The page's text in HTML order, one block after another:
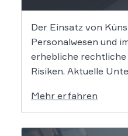
Der Einsatz von
Personalwesen und
erhebliche
Risiken. Aktuelle
rassistisch
geringeren
Mehr erfahren